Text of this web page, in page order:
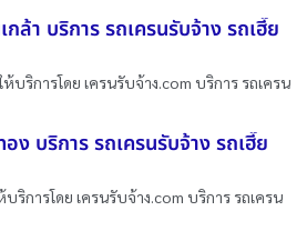
ล้า บริการ รถเครนรับจ้าง รถเฮี๊ย
บริการโดย เครนรับจ้าง.com บริการ รถเครน
ง บริการ รถเครนรับจ้าง รถเฮี๊ย
ริการโดย เครนรับจ้าง.com บริการ รถเครน